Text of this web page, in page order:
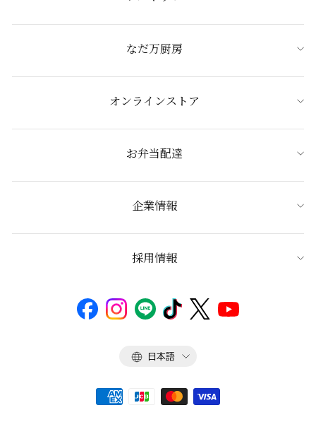
なだ万厨房
オンラインストア
お弁当配達
企業情報
採用情報
言
日本語